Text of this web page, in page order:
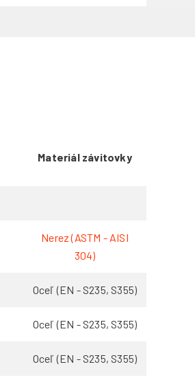
Materiál závitovky
Nerez (ASTM - AISI
304)
Oceľ (EN - S235, S355)
Oceľ (EN - S235, S355)
Oceľ (EN - S235, S355)